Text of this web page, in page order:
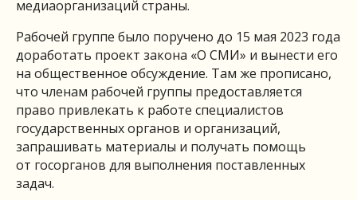
медиаорганизаций страны.
Рабочей группе было поручено до 15 мая 2023 года
доработать проект закона «О СМИ» и вынести его
на общественное обсуждение. Там же прописано,
что членам рабочей группы предоставляется
право привлекать к работе специалистов
государственных органов и организаций,
запрашивать материалы и получать помощь
от госорганов для выполнения поставленных
задач.